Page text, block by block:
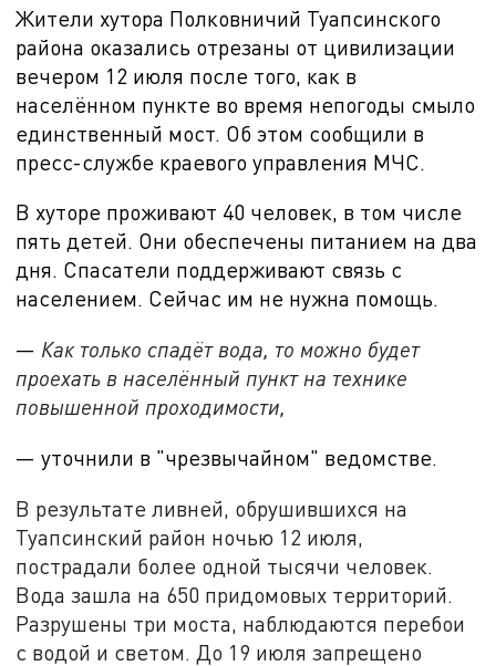
Жители хутора Полковничий Туапсинского
района оказались отрезаны от цивилизации
вечером 12 июля после того, как в
населённом пункте во время непогоды смыло
единственный мост. Об этом сообщили в
пресс-службе краевого управления МЧС.
В хуторе проживают 40 человек, в том числе
пять детей. Они обеспечены питанием на два
дня. Спасатели поддерживают связь с
населением. Сейчас им не нужна помощь.
— Как только спадёт вода, то можно будет
проехать в населённый пункт на технике
повышенной проходимости,
— уточнили в "чрезвычайном" ведомстве.
В результате ливней, обрушившихся на
Туапсинский район ночью 12 июля,
пострадали более одной тысячи человек.
Вода зашла на 650 придомовых территорий.
Разрушены три моста, наблюдаются перебои
с водой и светом. До 19 июля запрещено